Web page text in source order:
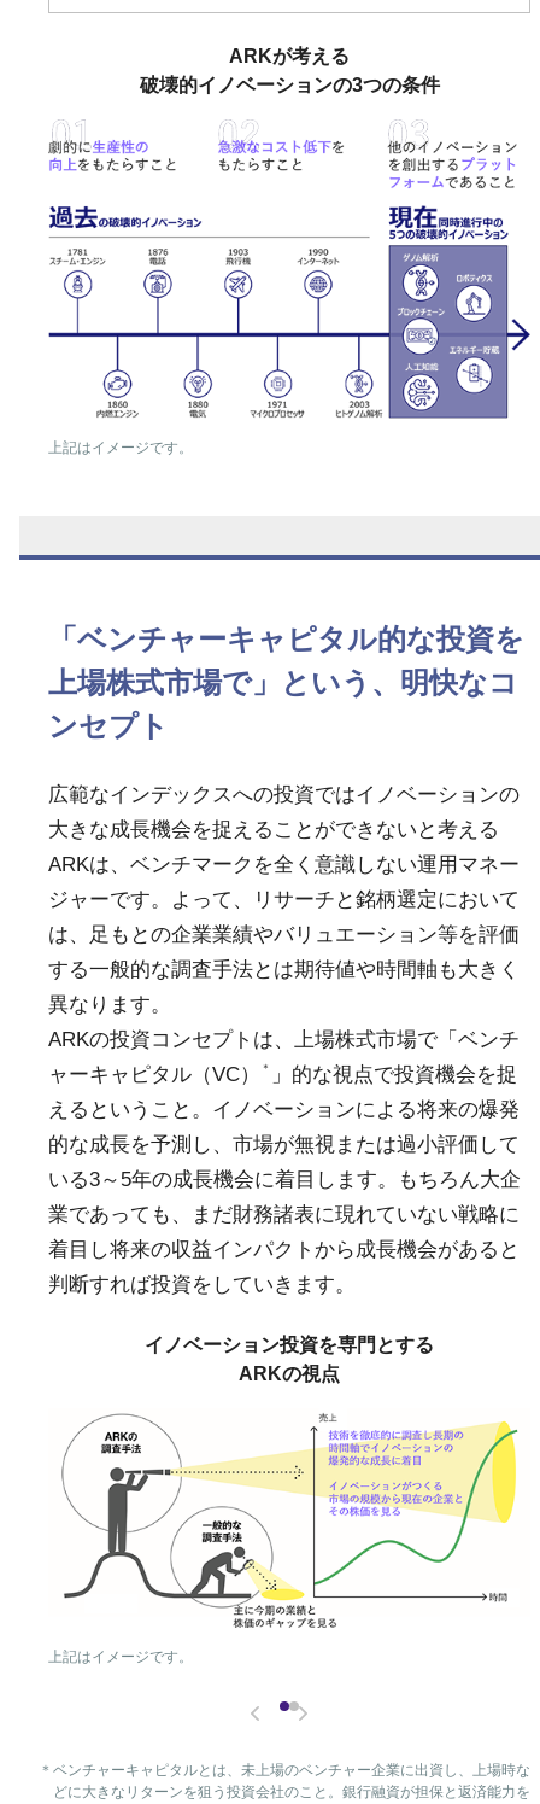
上記はイメージです。
ARKが考える
破壊的イノベーションの3つの条件
「ベンチャーキャピタル的な投資を
上場株式市場で」という、明快なコ
ンセプト
広範なインデックスへの投資ではイノベーションの
大きな成長機会を捉えることができないと考える
ARKは、ベンチマークを全く意識しない運用マネー
ジャーです。よって、リサーチと銘柄選定において
は、足もとの企業業績やバリュエーション等を評価
する一般的な調査手法とは期待値や時間軸も大きく
異なります。
ARKの投資コンセプトは、上場株式市場で「ベンチ
ャーキャピタル（VC）
＊
」的な視点で投資機会を捉
えるということ。イノベーションによる将来の爆発
的な成長を予測し、市場が無視または過小評価して
いる3～5年の成長機会に着目します。もちろん大企
業であっても、まだ財務諸表に現れていない戦略に
着目し将来の収益インパクトから成長機会があると
判断すれば投資をしていきます。
上記はイメージです。
イノベーション投資を専門とする
ARKの視点
＊ ベンチャーキャピタルとは、未上場のベンチャー企業に出資し、上場時な
どに大きなリターンを狙う投資会社のこと。銀行融資が担保と返済能力を